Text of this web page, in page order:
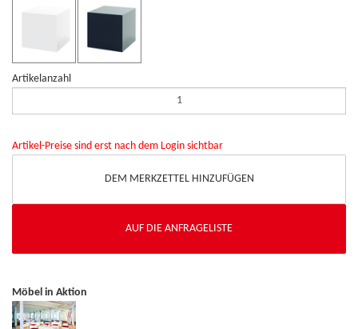
Artikelanzahl
Artikel-Preise sind erst nach dem Login sichtbar
DEM MERKZETTEL HINZUFÜGEN
AUF DIE ANFRAGELISTE
Möbel in Aktion